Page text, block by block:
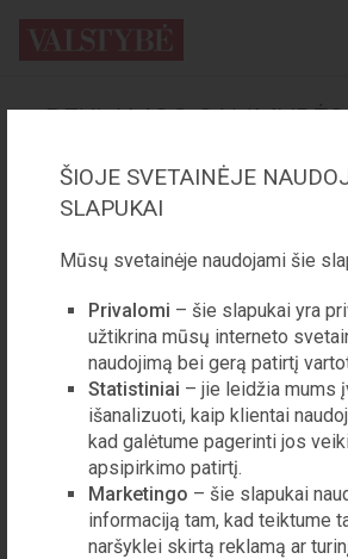
REKLAMOS
VERSIJOJE
Parsisiųsti kainoraštį
Privatumo politika
Reklamos galimybės
Apie žurnalą
Kontaktinė informacija
Visos teisės saugomos © 2020 VšĮ
ISSN 1822-6574
ŠIOJE SVETAINĖJE
SLAPUKAI
Mūsų svetainėje naudojami šie
Privalomi – šie slapukai yra
užtikrina mūsų interneto
naudojimą bei gerą patirtį
Statistiniai – jie leidžia mums
išanalizuoti, kaip klientai
kad galėtume pagerinti jos
apsipirkimo patirtį.
Marketingo – šie slapukai
informaciją tam, kad teiktume
naršyklei skirtą reklamą ar